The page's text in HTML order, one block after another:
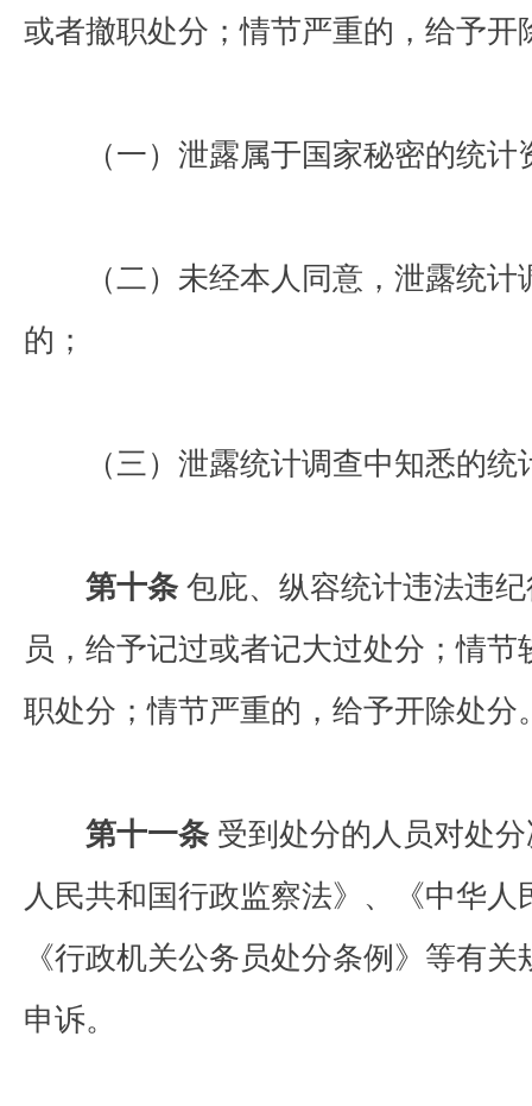
或者撤职处分；情节严重的，给予
（一）泄露属于国家秘密的统计
（二）未经本人同意，泄露统计
的；
（三）泄露统计调查中知悉的统
第十条 包庇、纵容统计违法违
员，给予记过或者记大过处分；情
职处分；情节严重的，给予开除处
第十一条 受到处分的人员对处
人民共和国行政监察法》、《中华
《行政机关公务员处分条例》等有
申诉。